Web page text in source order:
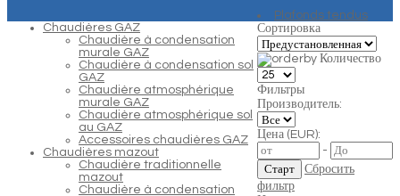
Chaudières GAZ
Chaudière à condensation
murale GAZ
Chaudière à condensation sol
GAZ
Chaudière atmosphérique
murale GAZ
Chaudière atmosphérique sol
au GAZ
Accessoires chaudières GAZ
Chaudières mazout
Chaudière traditionnelle
mazout
Chaudière à condensation
Plafonds tendus
Сортировка
Количество
Фильтры
Производитель:
Цена (EUR):
-
Сбросить
фильтр